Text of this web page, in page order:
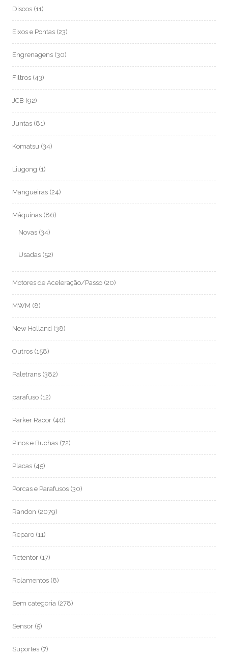
Discos (11)
Eixos e Pontas (23)
Engrenagens (30)
Filtros (43)
JCB (92)
Juntas (81)
Komatsu (34)
Liugong (1)
Mangueiras (24)
Máquinas (86)
Novas (34)
Usadas (52)
Motores de Aceleração/Passo (20)
MWM (8)
New Holland (38)
Outros (158)
Paletrans (382)
parafuso (12)
Parker Racor (46)
Pinos e Buchas (72)
Placas (45)
Porcas e Parafusos (30)
Randon (2079)
Reparo (11)
Retentor (17)
Rolamentos (8)
Sem categoria (278)
Sensor (5)
Suportes (7)